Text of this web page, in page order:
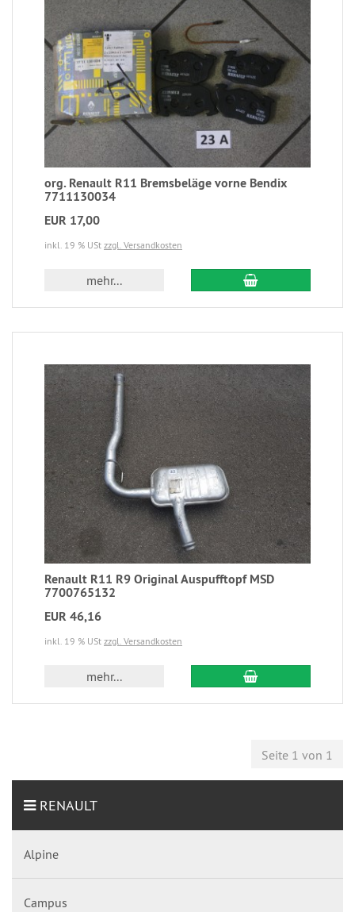
org. Renault R11 Bremsbeläge vorne Bendix
7711130034
EUR 17,00
inkl. 19 % USt zzgl. Versandkosten
mehr...
Renault R11 R9 Original Auspufftopf MSD
7700765132
EUR 46,16
inkl. 19 % USt zzgl. Versandkosten
mehr...
Seite 1 von 1
RENAULT
Alpine
Campus